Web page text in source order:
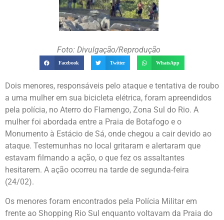
Foto: Divulgação/Reprodução
Facebook Twitter WhatsApp
Dois menores, responsáveis pelo ataque e tentativa de roubo
a uma mulher em sua bicicleta elétrica, foram apreendidos
pela polícia, no Aterro do Flamengo, Zona Sul do Rio. A
mulher foi abordada entre a Praia de Botafogo e o
Monumento à Estácio de Sá, onde chegou a cair devido ao
ataque. Testemunhas no local gritaram e alertaram que
estavam filmando a ação, o que fez os assaltantes
hesitarem. A ação ocorreu na tarde de segunda-feira
(24/02).
Os menores foram encontrados pela Polícia Militar em
frente ao Shopping Rio Sul enquanto voltavam da Praia do